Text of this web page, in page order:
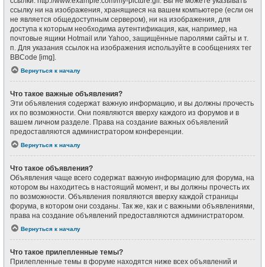
ссылку ни на изображения, хранящиеся на вашем компьютере (если он
не является общедоступным сервером), ни на изображения, для
доступа к которым необходима аутентификация, как, например, на
почтовые ящики Hotmail или Yahoo, защищённые паролями сайты и т.
п. Для указания ссылок на изображения используйте в сообщениях тег
BBCode [img].
Вернуться к началу
Что такое важные объявления?
Эти объявления содержат важную информацию, и вы должны прочесть
их по возможности. Они появляются вверху каждого из форумов и в
вашем личном разделе. Права на создание важных объявлений
предоставляются администратором конференции.
Вернуться к началу
Что такое объявления?
Объявления чаще всего содержат важную информацию для форума, на
котором вы находитесь в настоящий момент, и вы должны прочесть их
по возможности. Объявления появляются вверху каждой страницы
форума, в котором они созданы. Так же, как и с важными объявлениями,
права на создание объявлений предоставляются администратором.
Вернуться к началу
Что такое прилепленные темы?
Прилепленные темы в форуме находятся ниже всех объявлений и